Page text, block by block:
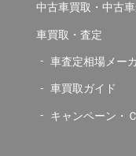
中古車買取・中古
車買取・査定
車査定相場メー
車買取ガイド
キャンペーン・